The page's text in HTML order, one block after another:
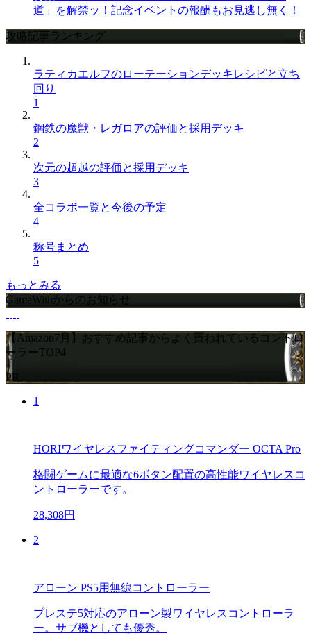
道」を解禁ッ！記念イベントの報酬もお見逃し無く！
攻略記事ランキング
ラティカエルフのローテーションデッキレシピと立ち
回り
1
鋼鉄の魔獣・レガロアの評価と採用デッキ
2
次元の超越の評価と採用デッキ
3
全コラボ一覧と今後の予定
4
称号まとめ
5
もっとみる
GameWithからのお知らせ
【Amazon7月】おすすめ記事からよく買われているコントロ
ーラーTOP4
PR
1
HORIワイヤレスファイティングコマンダー OCTA Pro
格闘ゲームに最適な6ボタン配置の高性能ワイヤレスコ
ントローラーです。
28,308円
2
アローン PS5用無線コントローラー
プレステ5対応のアローン製ワイヤレスコントローラ
ー。サブ機としても優秀。